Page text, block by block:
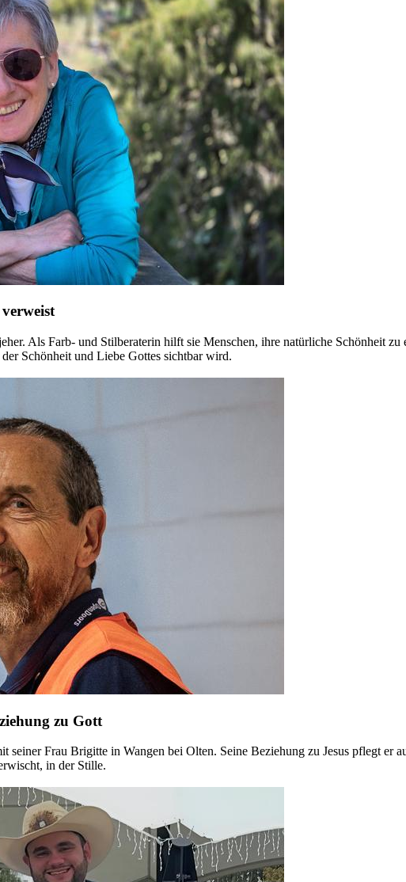
Als Farb- und Stilberaterin hilft sie Menschen, ihre natürliche Schönheit
Schönheit und Liebe Gottes sichtbar wird.
zu Gott
Frau Brigitte in Wangen bei Olten. Seine Beziehung zu Jesus pflegt er
in der Stille.